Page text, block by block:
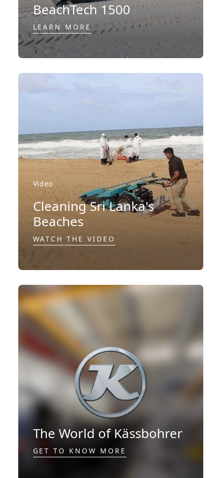
BeachTech 1500
LEARN MORE
Video
Cleaning Sri Lanka's
Beaches
WATCH THE VIDEO
The World of Kässbohrer
GET TO KNOW MORE